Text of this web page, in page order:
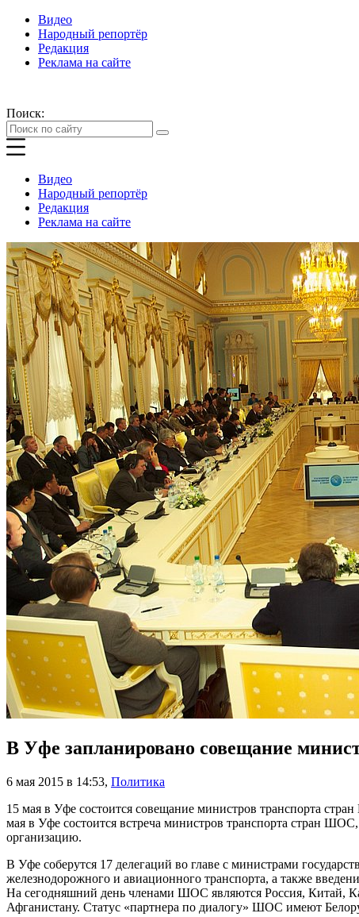
Видео
Народный репортёр
Редакция
Реклама на сайте
Поиск:
Видео
Народный репортёр
Редакция
Реклама на сайте
В Уфе запланировано совещание
6 мая 2015 в 14:53, Политика
15 мая в Уфе состоится совещание министров транспорта
мая в Уфе состоится встреча министров транспорта стран
организацию.
В Уфе соберутся 17 делегаций во главе с министрами
железнодорожного и авиационного транспорта, а также
На сегодняшний день членами ШОС являются Россия, Китай,
Афганистану. Статус «партнера по диалогу» ШОС имеют